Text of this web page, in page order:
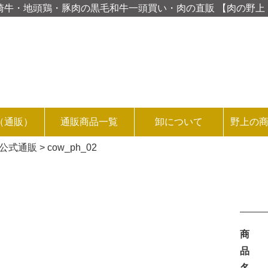
牛・地頭鶏・豚肉の黒毛和牛一頭買い・肉の直販 【肉の野
販） 通販商品一覧 卸について 野上の
式通販 > cow_ph_02
商
品